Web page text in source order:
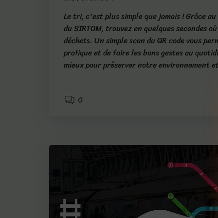
Le tri, c'est plus simple que jamais ! Grâce
du SIRTOM, trouvez en quelques secondes
déchets. Un simple scan du QR code vous
pratique et de faire les bons gestes au
mieux pour préserver notre environnement
0